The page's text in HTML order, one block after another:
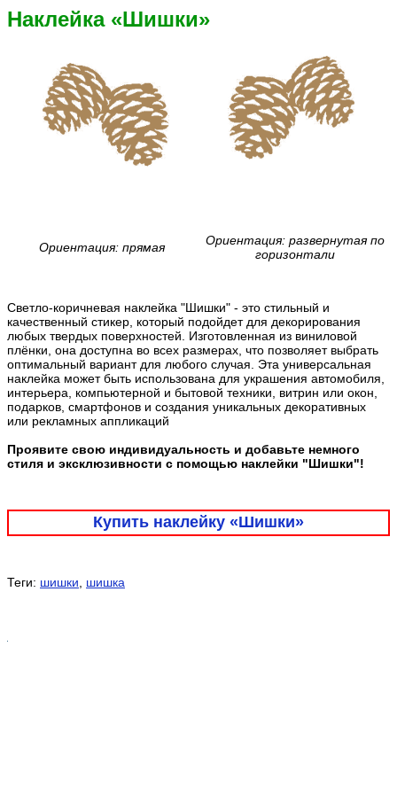
Наклейка «Шишки»
Ориентация: прямая
Ориентация: развернутая по
горизонтали
Светло-коричневая наклейка "Шишки" - это стильный и
качественный стикер, который подойдет для декорирования
любых твердых поверхностей. Изготовленная из виниловой
плёнки, она доступна во всех размерах, что позволяет выбрать
оптимальный вариант для любого случая. Эта универсальная
наклейка может быть использована для украшения автомобиля,
интерьера, компьютерной и бытовой техники, витрин или окон,
подарков, смартфонов и создания уникальных декоративных
или рекламных аппликаций
Проявите свою индивидуальность и добавьте немного
стиля и эксклюзивности с помощью наклейки "Шишки"!
Купить наклейку «Шишки»
Теги: шишки, шишка